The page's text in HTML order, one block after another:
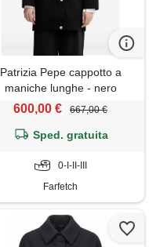
Patrizia Pepe cappotto a
maniche lunghe - nero
600,00 € 667,00 €
Sped. gratuita
0-I-II-III
Farfetch